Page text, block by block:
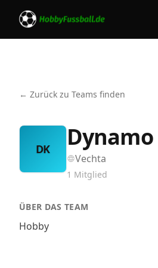
← Zurück zu Teams finden
DK
Vechta
1 Mitglied
ÜBER DAS TEAM
Hobby